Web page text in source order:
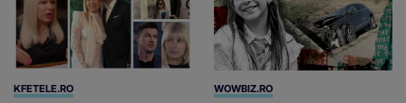
KFETELE.RO WOWBIZ.RO